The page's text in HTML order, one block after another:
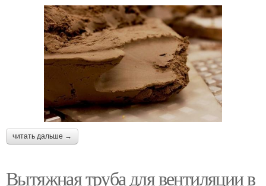
читать дальше →
Вытяжная труба для вентиляции в